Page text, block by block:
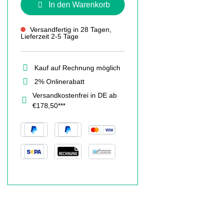
In den Warenkorb
Versandfertig in 28 Tagen,
Lieferzeit 2-5 Tage
Kauf auf Rechnung möglich
2% Onlinerabatt
Versandkostenfrei in DE ab
€178,50***